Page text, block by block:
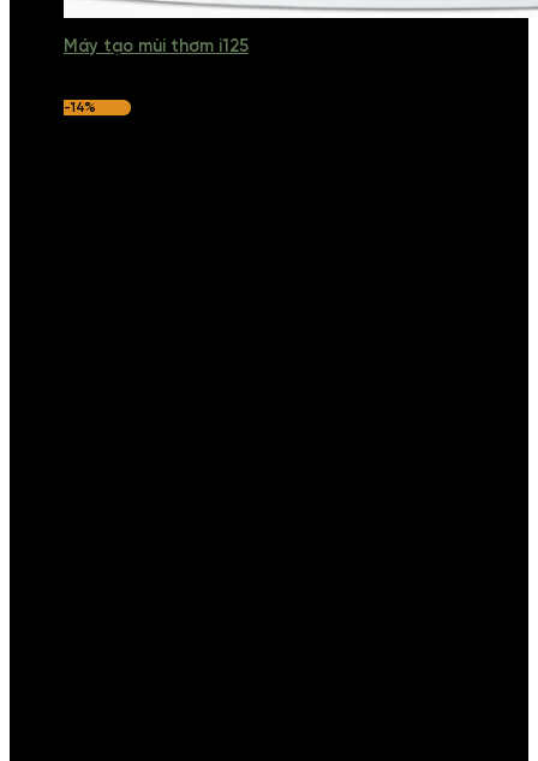
Máy tạo mùi thơm i125
-14%